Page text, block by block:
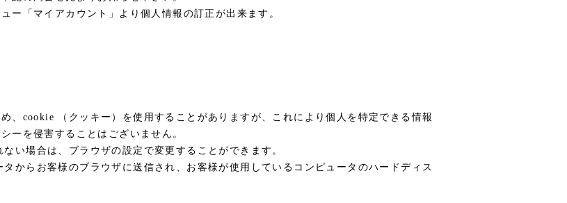
ー「マイアカウント」より個人情報の訂正が出来ます。
、cookie （クッキー）を使用することがありますが、これにより個人を特定できる情報
ーを侵害することはございません。
い場合は、ブラウザの設定で変更することができます。
からお客様のブラウザに送信され、お客様が使用しているコンピュータのハードディス